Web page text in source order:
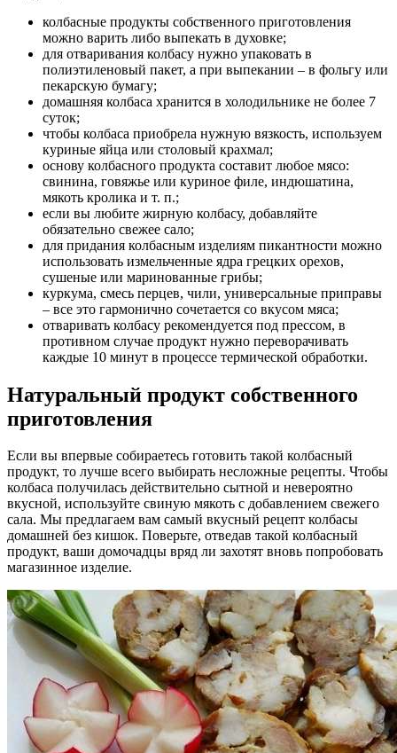
колбасные продукты собственного приготовления
можно варить либо выпекать в духовке;
для отваривания колбасу нужно упаковать в
полиэтиленовый пакет, а при выпекании – в фольгу или
пекарскую бумагу;
домашняя колбаса хранится в холодильнике не более 7
суток;
чтобы колбаса приобрела нужную вязкость, используем
куриные яйца или столовый крахмал;
основу колбасного продукта составит любое мясо:
свинина, говяжье или куриное филе, индюшатина,
мякоть кролика и т. п.;
если вы любите жирную колбасу, добавляйте
обязательно свежее сало;
для придания колбасным изделиям пикантности можно
использовать измельченные ядра грецких орехов,
сушеные или маринованные грибы;
куркума, смесь перцев, чили, универсальные приправы
– все это гармонично сочетается со вкусом мяса;
отваривать колбасу рекомендуется под прессом, в
противном случае продукт нужно переворачивать
каждые 10 минут в процессе термической обработки.
Натуральный продукт собственного
приготовления
Если вы впервые собираетесь готовить такой колбасный
продукт, то лучше всего выбирать несложные рецепты. Чтобы
колбаса получилась действительно сытной и невероятно
вкусной, используйте свиную мякоть с добавлением свежего
сала. Мы предлагаем вам самый вкусный рецепт колбасы
домашней без кишок. Поверьте, отведав такой колбасный
продукт, ваши домочадцы вряд ли захотят вновь попробовать
магазинное изделие.